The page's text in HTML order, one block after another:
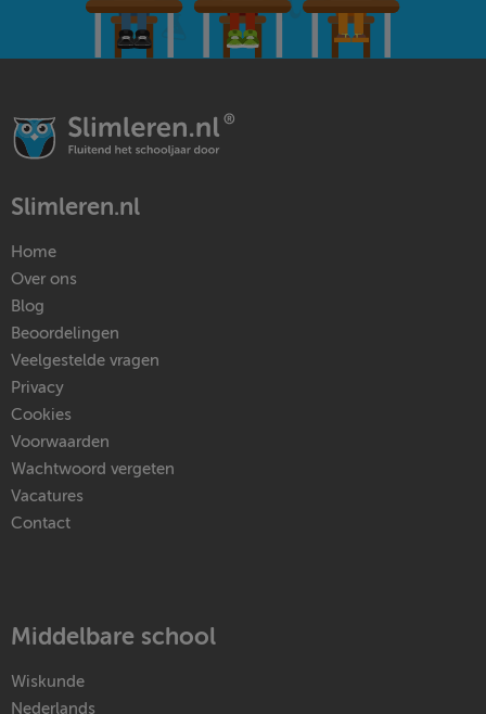
Slimleren.nl
Home
Over ons
Blog
Beoordelingen
Veelgestelde vragen
Privacy
Cookies
Voorwaarden
Wachtwoord vergeten
Vacatures
Contact
Middelbare school
Wiskunde
Nederlands